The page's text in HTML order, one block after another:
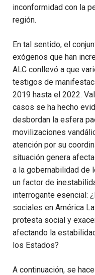
inconformidad con la
región.
En tal sentido, el
exógenos que han
ALC conllevó a que
testigos de
2019 hasta el 2022.
casos se ha hecho
desbordan la esfera
movilizaciones
atención por su
situación genera
a la gobernabilidad de
un factor de
interrogante esencial:
sociales en América
protesta social y
afectando la
los Estados?
A continuación, se